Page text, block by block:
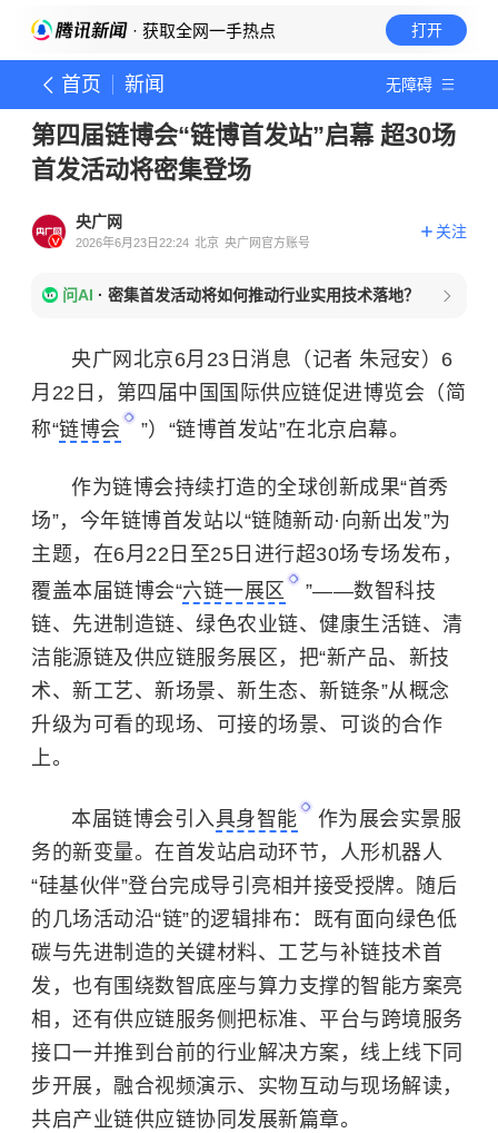
· 获取全网一手热点 打开
首页 新闻 无障碍
第四届链博会“链博首发站”启幕 超30场
首发活动将密集登场
央广网
2026年6月23日22:24 北京 央广网官方账号
关注
问AI · 密集首发活动将如何推动行业实用技术落地？
央广网北京6月23日消息（记者 朱冠安）6
月22日，第四届中国国际供应链促进博览会（简
称“链博会 ”）“链博首发站”在北京启幕。
作为链博会持续打造的全球创新成果“首秀
场”，今年链博首发站以“链随新动·向新出发”为
主题，在6月22日至25日进行超30场专场发布，
覆盖本届链博会“六链一展区
”——数智科技
链、先进制造链、绿色农业链、健康生活链、清
洁能源链及供应链服务展区，把“新产品、新技
术、新工艺、新场景、新生态、新链条”从概念
升级为可看的现场、可接的场景、可谈的合作
上。
本届链博会引入具身智能
作为展会实景服
务的新变量。在首发站启动环节，人形机器人
“硅基伙伴”登台完成导引亮相并接受授牌。随后
的几场活动沿“链”的逻辑排布：既有面向绿色低
碳与先进制造的关键材料、工艺与补链技术首
发，也有围绕数智底座与算力支撑的智能方案亮
相，还有供应链服务侧把标准、平台与跨境服务
接口一并推到台前的行业解决方案，线上线下同
步开展，融合视频演示、实物互动与现场解读，
共启产业链供应链协同发展新篇章。